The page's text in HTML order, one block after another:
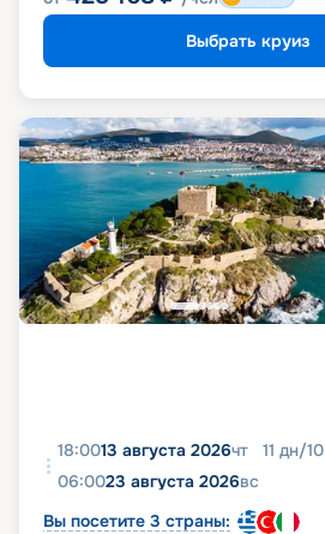
Выбрать круиз
18:0013 августа 2026чт 11 дн/10
06:0023 августа 2026вс
Вы посетите 3 страны: